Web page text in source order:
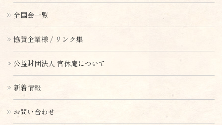
全国会一覧
協賛企業様 / リンク集
公益財団法人 官休庵について
新着情報
お問い合わせ